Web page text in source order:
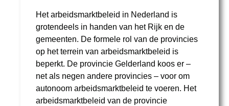
Het arbeidsmarktbeleid in Nederland is
grotendeels in handen van het Rijk en de
gemeenten. De formele rol van de provincies
op het terrein van arbeidsmarktbeleid is
beperkt. De provincie Gelderland koos er –
net als negen andere provincies – voor om
autonoom arbeidsmarktbeleid te voeren. Het
arbeidsmarktbeleid van de provincie